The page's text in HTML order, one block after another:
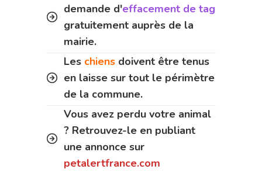
demande d'effacement de tag
gratuitement auprès de la
mairie.
Les chiens doivent être tenus
en laisse sur tout le périmètre
de la commune.
Vous avez perdu votre animal
? Retrouvez-le en publiant
une annonce sur
petalertfrance.com